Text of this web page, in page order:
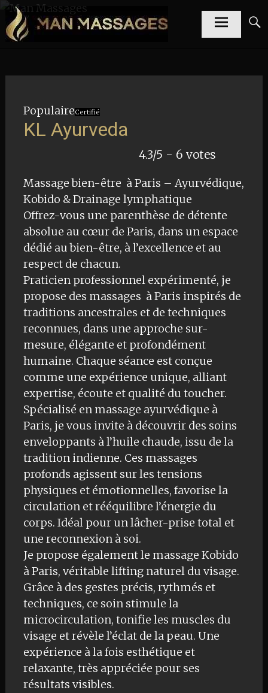
Aller
au
contenu
Man
Massages
Annuaire de
massages en
PopulaireCertifié
KL Ayurveda
4.3/5 - 6 votes
Massage bien-être à Paris – Ayurvédique,
Kobido & Drainage lymphatique
Offrez-vous une parenthèse de détente
absolue au cœur de Paris, dans un espace
dédié au bien-être, à l’excellence et au
respect de chacun.
Praticien professionnel expérimenté, je
propose des massages à Paris inspirés de
traditions ancestrales et de techniques
reconnues, dans une approche sur-
mesure, élégante et profondément
humaine. Chaque séance est conçue
comme une expérience unique, alliant
expertise, écoute et qualité du toucher.
Spécialisé en massage ayurvédique à
Paris, je vous invite à découvrir des soins
enveloppants à l’huile chaude, issu de la
tradition indienne. Ces massages
profonds agissent sur les tensions
physiques et émotionnelles, favorise la
circulation et rééquilibre l’énergie du
corps. Idéal pour un lâcher-prise total et
une reconnexion à soi.
Je propose également le massage Kobido
à Paris, véritable lifting naturel du visage.
Grâce à des gestes précis, rythmés et
techniques, ce soin stimule la
microcirculation, tonifie les muscles du
visage et révèle l’éclat de la peau. Une
expérience à la fois esthétique et
relaxante, très appréciée pour ses
résultats visibles.